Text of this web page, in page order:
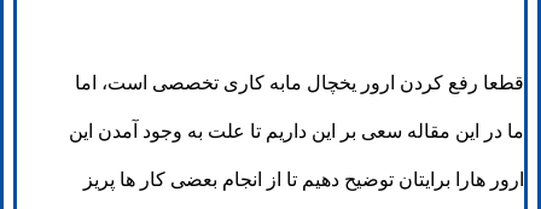
قطعا رفع کردن ارور یخچال مابه کاری تخصصی است، اما
ما در این مقاله سعی بر این داریم تا علت به وجود آمدن این
ارور هارا برایتان توضیح دهیم تا از انجام بعضی کار ها پریز